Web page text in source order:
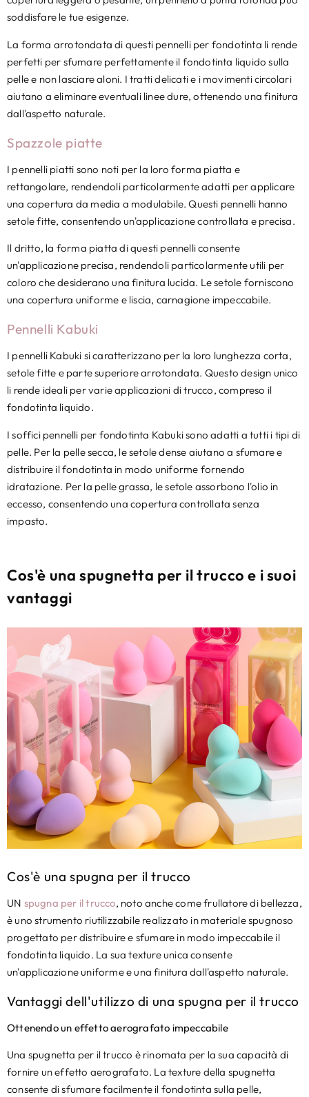
soddisfare le tue esigenze.
La forma arrotondata di questi pennelli per fondotinta li rende
perfetti per sfumare perfettamente il fondotinta liquido sulla
pelle e non lasciare aloni. I tratti delicati e i movimenti circolari
aiutano a eliminare eventuali linee dure, ottenendo una finitura
dall'aspetto naturale.
Spazzole piatte
I pennelli piatti sono noti per la loro forma piatta e
rettangolare, rendendoli particolarmente adatti per applicare
una copertura da media a modulabile. Questi pennelli hanno
setole fitte, consentendo un'applicazione controllata e precisa.
Il dritto, la forma piatta di questi pennelli consente
un'applicazione precisa, rendendoli particolarmente utili per
coloro che desiderano una finitura lucida. Le setole forniscono
una copertura uniforme e liscia, carnagione impeccabile.
Pennelli Kabuki
I pennelli Kabuki si caratterizzano per la loro lunghezza corta,
setole fitte e parte superiore arrotondata. Questo design unico
li rende ideali per varie applicazioni di trucco, compreso il
fondotinta liquido.
I soffici pennelli per fondotinta Kabuki sono adatti a tutti i tipi di
pelle. Per la pelle secca, le setole dense aiutano a sfumare e
distribuire il fondotinta in modo uniforme fornendo
idratazione. Per la pelle grassa, le setole assorbono l'olio in
eccesso, consentendo una copertura controllata senza
impasto.
Cos'è una spugnetta per il trucco e i suoi
vantaggi
Cos'è una spugna per il trucco
UN spugna per il trucco, noto anche come frullatore di bellezza,
è uno strumento riutilizzabile realizzato in materiale spugnoso
progettato per distribuire e sfumare in modo impeccabile il
fondotinta liquido. La sua texture unica consente
un'applicazione uniforme e una finitura dall'aspetto naturale.
Vantaggi dell'utilizzo di una spugna per il trucco
Ottenendo un effetto aerografato impeccabile
Una spugnetta per il trucco è rinomata per la sua capacità di
fornire un effetto aerografato. La texture della spugnetta
consente di sfumare facilmente il fondotinta sulla pelle,